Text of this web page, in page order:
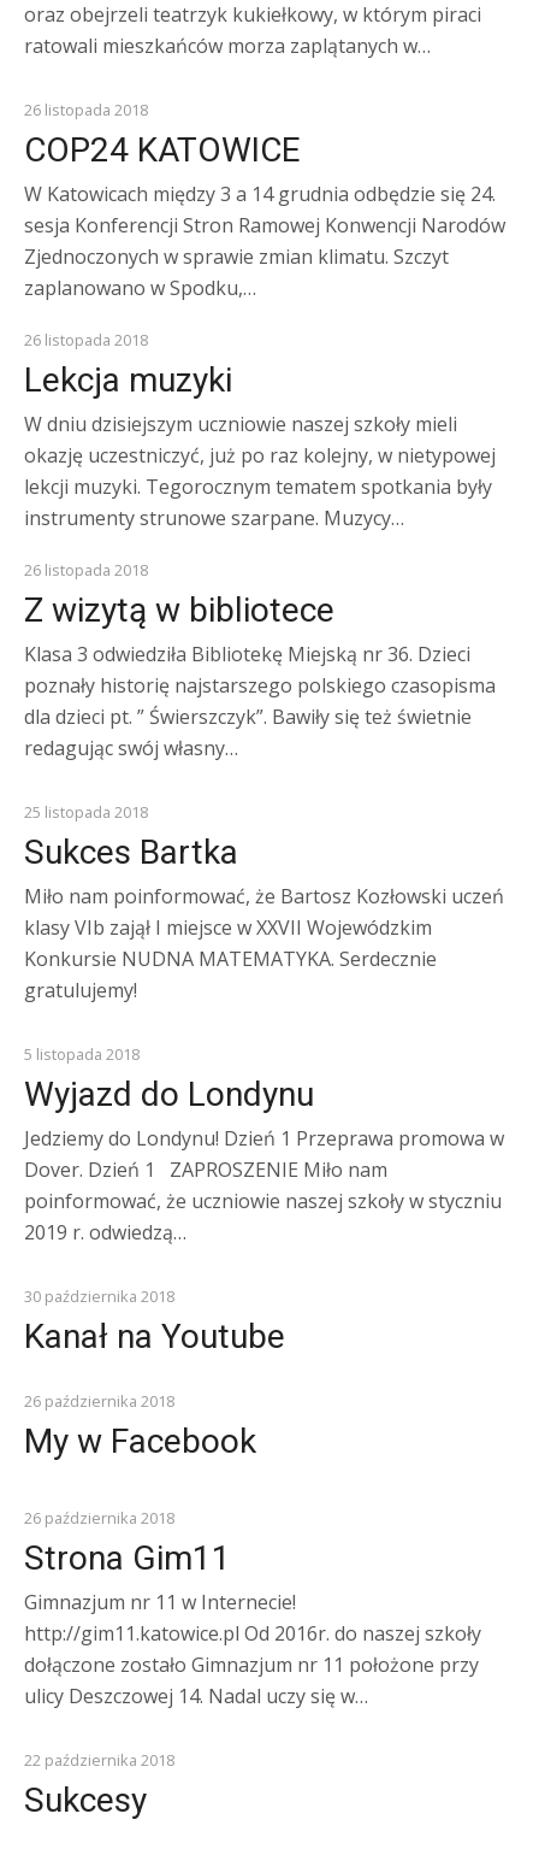
oraz obejrzeli teatrzyk kukiełkowy, w którym piraci
ratowali mieszkańców morza zaplątanych w…
KOMUNIKATY
26 listopada 2018
COP24 KATOWICE
W Katowicach między 3 a 14 grudnia odbędzie się 24.
sesja Konferencji Stron Ramowej Konwencji Narodów
Zjednoczonych w sprawie zmian klimatu. Szczyt
zaplanowano w Spodku,…
26 listopada 2018
Lekcja muzyki
W dniu dzisiejszym uczniowie naszej szkoły mieli
okazję uczestniczyć, już po raz kolejny, w nietypowej
lekcji muzyki. Tegorocznym tematem spotkania były
instrumenty strunowe szarpane. Muzycy…
26 listopada 2018
Z wizytą w bibliotece
Klasa 3 odwiedziła Bibliotekę Miejską nr 36. Dzieci
poznały historię najstarszego polskiego czasopisma
dla dzieci pt. ” Świerszczyk”. Bawiły się też świetnie
redagując swój własny…
SUKCESY
25 listopada 2018
Sukces Bartka
Miło nam poinformować, że Bartosz Kozłowski uczeń
klasy VIb zajął I miejsce w XXVII Wojewódzkim
Konkursie NUDNA MATEMATYKA. Serdecznie
gratulujemy!
SLIDER
5 listopada 2018
Wyjazd do Londynu
Jedziemy do Londynu! Dzień 1 Przeprawa promowa w
Dover. Dzień 1 ZAPROSZENIE Miło nam
poinformować, że uczniowie naszej szkoły w styczniu
2019 r. odwiedzą…
Z ŻYCIA SZKOŁY
30 października 2018
Kanał na Youtube
26 października 2018
My w Facebook
Z ŻYCIA SZKOŁY
26 października 2018
Strona Gim11
Gimnazjum nr 11 w Internecie!
http://gim11.katowice.pl Od 2016r. do naszej szkoły
dołączone zostało Gimnazjum nr 11 położone przy
ulicy Deszczowej 14. Nadal uczy się w…
Z ŻYCIA SZKOŁY
22 października 2018
Sukcesy